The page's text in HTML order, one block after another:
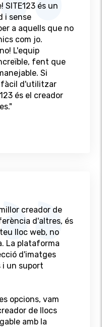
SITE123 és un
i sense
a aquells que no
com jo.
L'equip
fent que
Si
fàcil d'utilitzar
és el creador
creador de
d'altres, és
lloc web, no
La plataforma
d'imatges
un suport
opcions, vam
de llocs
amb la